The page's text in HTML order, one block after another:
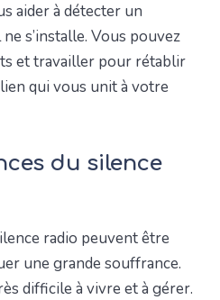
aider à détecter un
s’installe. Vous pouvez
et travailler pour rétablir
qui vous unit à votre
du silence
radio peuvent être
une grande souffrance.
difficile à vivre et à gérer.